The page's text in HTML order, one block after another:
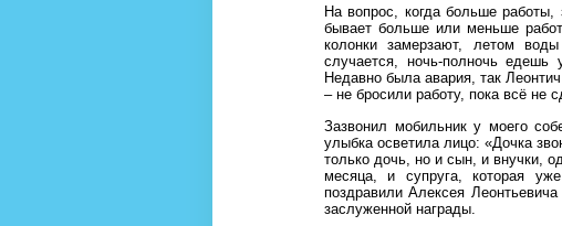
На вопрос, когда больше
бывает больше или меньше
колонки замерзают, летом
случается, ночь-полночь
Недавно была авария, так
– не бросили работу, пока всё не
Зазвонил мобильник у моего
улыбка осветила лицо: «Дочка
только дочь, но и сын, и внучки,
месяца, и супруга, которая
поздравили Алексея
заслуженной награды.